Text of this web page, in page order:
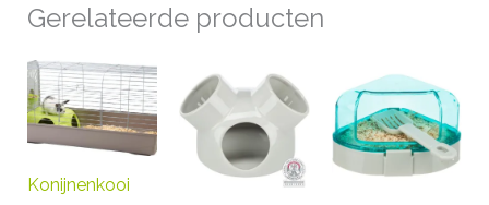
Gerelateerde producten
Konijnenkooi